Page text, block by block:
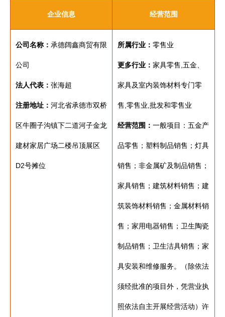
企业信息 经营范围
公司名称： 承德阔鑫商贸有限
公司
法人代表： 张海超
注册地址： 河北省承德市双桥
区牛圈子沟镇下二道河子金龙
建材家居广场二楼吊顶展区
D2号摊位
所属行业： 零售业
更多行业： 家具零售,五金、
家具及室内装饰材料专门零
售,零售业,批发和零售业
经营范围： 一般项目：五金产
品零售；塑料制品销售；灯具
销售；非金属矿及制品销售；
家具销售；建筑材料销售；建
筑装饰材料销售；金属材料销
售；家用电器销售；卫生陶瓷
制品销售；卫生洁具销售；家
具安装和维修服务。（除依法
须经批准的项目外，凭营业执
照依法自主开展经营活动）许